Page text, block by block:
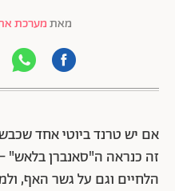
מאתמערכת
אם יש טרנד ביוטי אחד
זה כנראה ה"סאנברן
הלחיים וגם על גשר האף,